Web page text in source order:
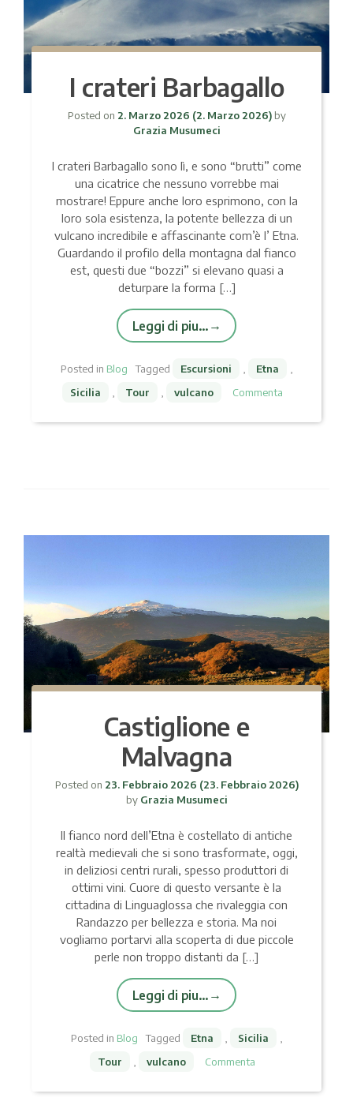
I crateri Barbagallo
Posted on 2. Marzo 2026 (2. Marzo 2026) by
Grazia Musumeci
I crateri Barbagallo sono lì, e sono “brutti” come
una cicatrice che nessuno vorrebbe mai
mostrare! Eppure anche loro esprimono, con la
loro sola esistenza, la potente bellezza di un
vulcano incredibile e affascinante com’è l’ Etna.
Guardando il profilo della montagna dal fianco
est, questi due “bozzi” si elevano quasi a
deturpare la forma […]
Leggi di piu…
Posted in Blog Tagged Escursioni Etna
Sicilia
Tour vulcano Commenta
Castiglione e
Malvagna
Posted on 23. Febbraio 2026 (23. Febbraio 2026)
byGrazia Musumeci
Il fianco nord dell’Etna è costellato di antiche
realtà medievali che si sono trasformate, oggi,
in deliziosi centri rurali, spesso produttori di
ottimi vini. Cuore di questo versante è la
cittadina di Linguaglossa che rivaleggia con
Randazzo per bellezza e storia. Ma noi
vogliamo portarvi alla scoperta di due piccole
perle non troppo distanti da […]
Leggi di piu…
Posted in Blog Tagged Etna Sicilia
Tour
vulcano Commenta